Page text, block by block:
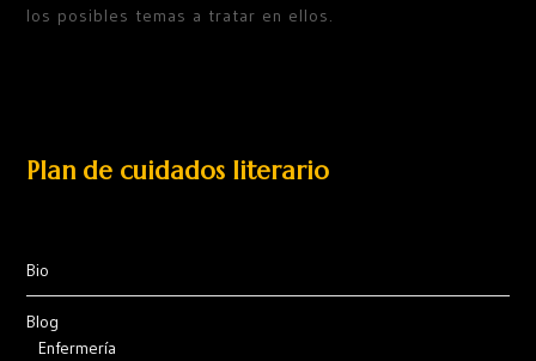
los posibles temas a tratar en ellos.
Plan de cuidados literario
Bio
Blog
Enfermería